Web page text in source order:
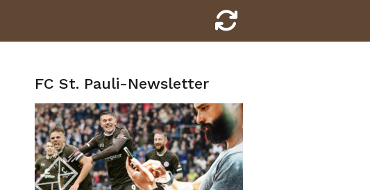
FC St. Pauli-Newsletter